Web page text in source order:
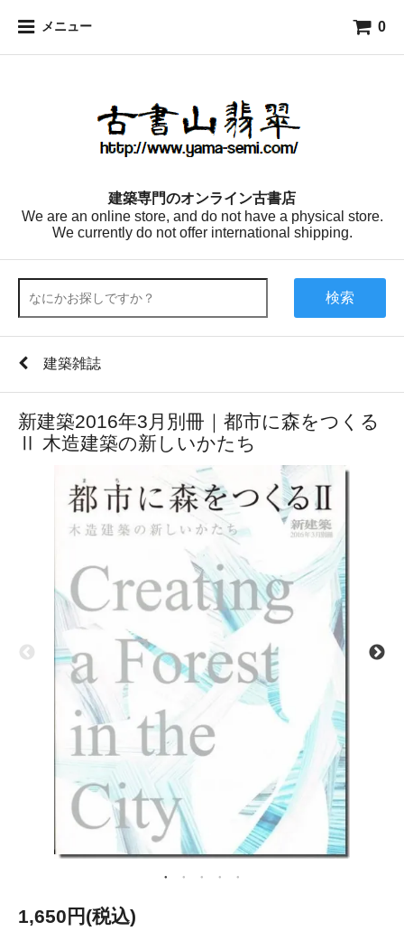
メニュー 0
建築専門のオンライン古書店
We are an online store, and do not have a physical store.
We currently do not offer international shipping.
検索
建築雑誌
新建築2016年3月別冊｜都市に森をつくる
Ⅱ 木造建築の新しいかたち
1,650円(税込)